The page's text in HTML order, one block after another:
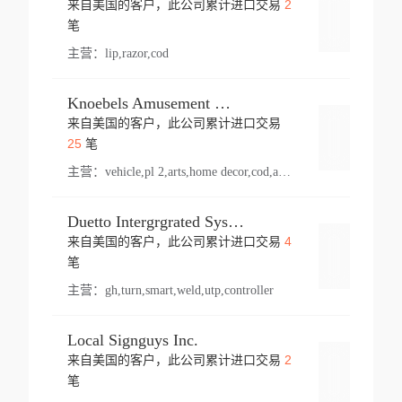
来自美国的客户，此公司累计进口交易 2
笔
主营： lip,razor,cod
Knoebels Amusement Resort
来自美国的客户，此公司累计进口交易
25笔
主营： vehicle,pl 2,arts,home decor,cod,amusement ride,sea
Duetto Intergrgrated Systems Inc.
来自美国的客户，此公司累计进口交易 4
笔
主营： gh,turn,smart,weld,utp,controller
Local Signguys Inc.
来自美国的客户，此公司累计进口交易 2
笔